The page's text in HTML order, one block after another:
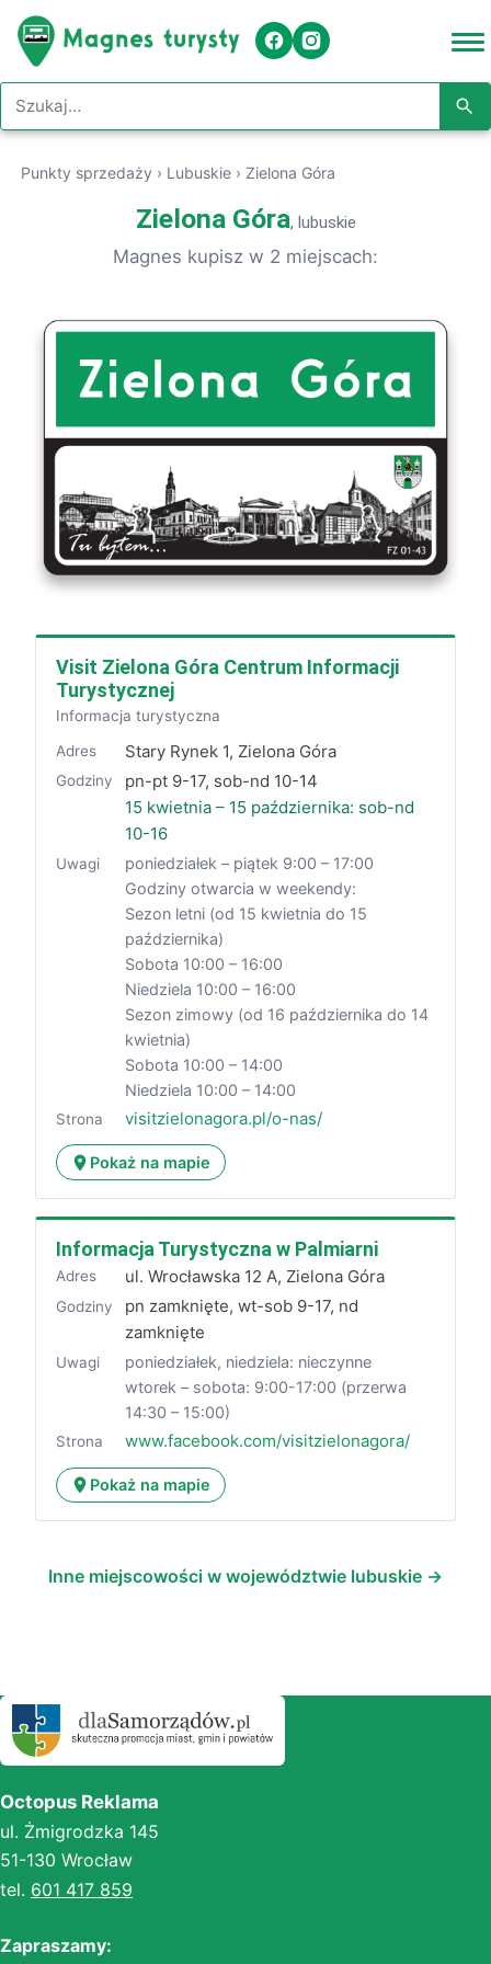
Szukaj w serwisie
Punkty sprzedaży › Lubuskie › Zielona Góra
Zielona Góra, lubuskie
Magnes kupisz w 2 miejscach:
Visit Zielona Góra Centrum Informacji
Turystycznej
Informacja turystyczna
Adres Stary Rynek 1, Zielona Góra
Godziny
pn-pt 9-17, sob-nd 10-14
15 kwietnia – 15 października: sob-nd
10-16
Uwagi
poniedziałek – piątek 9:00 – 17:00
Godziny otwarcia w weekendy:
Sezon letni (od 15 kwietnia do 15
października)
Sobota 10:00 – 16:00
Niedziela 10:00 – 16:00
Sezon zimowy (od 16 października do 14
kwietnia)
Sobota 10:00 – 14:00
Niedziela 10:00 – 14:00
Strona visitzielonagora.pl/o-nas/
Pokaż na mapie
Informacja Turystyczna w Palmiarni
Adres ul. Wrocławska 12 A, Zielona Góra
Godziny
pn zamknięte, wt-sob 9-17, nd
zamknięte
Uwagi
poniedziałek, niedziela: nieczynne
wtorek – sobota: 9:00-17:00 (przerwa
14:30 – 15:00)
Strona www.facebook.com/visitzielonagora/
Pokaż na mapie
Inne miejscowości w województwie lubuskie →
Octopus Reklama
ul. Żmigrodzka 145
51-130 Wrocław
tel. 601 417 859
Zapraszamy: